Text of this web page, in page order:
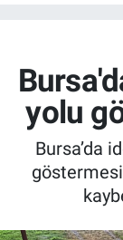
yolu
Bursa’da
Ekonomi
Güncel
İnanç
Kadın &
Son
Haber